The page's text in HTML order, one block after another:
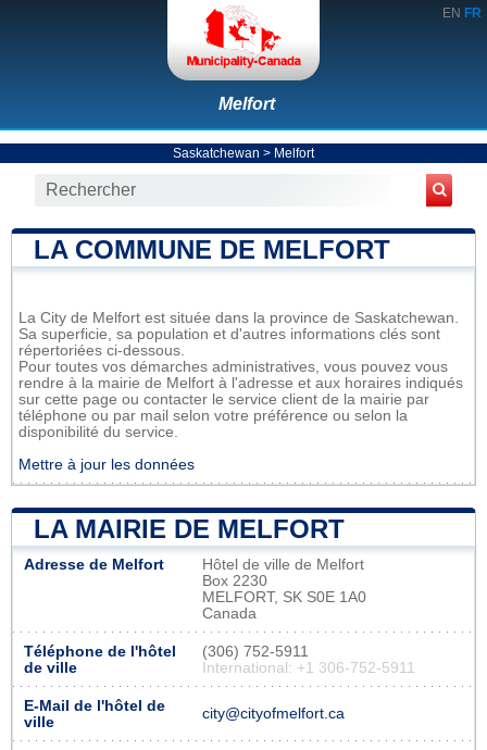
EN FR
Melfort
Saskatchewan > Melfort
LA COMMUNE DE MELFORT
La City de Melfort est située dans la province de Saskatchewan.
Sa superficie, sa population et d'autres informations clés sont
répertoriées ci-dessous.
Pour toutes vos démarches administratives, vous pouvez vous
rendre à la mairie de Melfort à l'adresse et aux horaires indiqués
sur cette page ou contacter le service client de la mairie par
téléphone ou par mail selon votre préférence ou selon la
disponibilité du service.
Mettre à jour les données
LA MAIRIE DE MELFORT
Adresse de Melfort
Hôtel de ville de Melfort
Box 2230
MELFORT, SK S0E 1A0
Canada
Téléphone de l'hôtel
de ville
(306) 752-5911
International: +1 306-752-5911
E-Mail de l'hôtel de
ville
city@cityofmelfort.ca